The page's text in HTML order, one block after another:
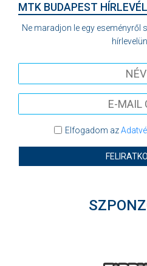
MTK BUDAPEST HÍRLEVÉL
Ne maradjon le egy eseményről
Elfogadom az